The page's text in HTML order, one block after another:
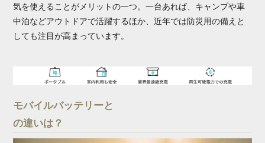
気を使えることがメリットの一つ。一台あれば、キャンプや車
中泊などアウトドアで活躍するほか、近年では防災用の備えと
しても注目が高まっています。
モバイルバッテリーと
の違いは？